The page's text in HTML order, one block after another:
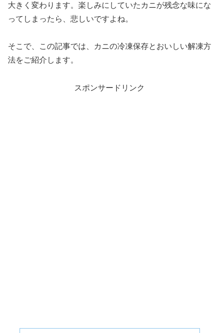
大きく変わります。楽しみにしていたカニが残念な味にな
ってしまったら、悲しいですよね。
そこで、この記事では、カニの冷凍保存とおいしい解凍方
法をご紹介します。
スポンサードリンク